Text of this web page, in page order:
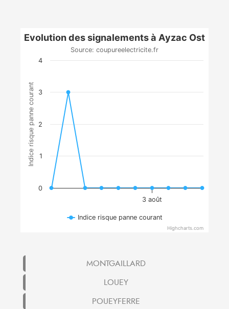
Indice risque panne courant
Evolution des signalements à Ayzac Ost
Source: coupureelectricite.fr
3 août
0
1
2
3
4
Indice risque panne courant
Highcharts.com
MONTGAILLARD
LOUEY
POUEYFERRE